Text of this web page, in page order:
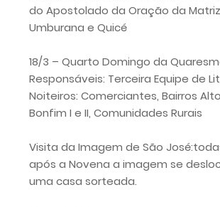
do Apostolado da Oração da
Umburana e Quicé
18/3 – Quarto Domingo da
Responsáveis: Terceira Equipe de
Noiteiros: Comerciantes, Bairros
Bonfim I e II, Comunidades Rurais
Visita da Imagem de São
após a Novena a imagem se
uma casa sorteada.